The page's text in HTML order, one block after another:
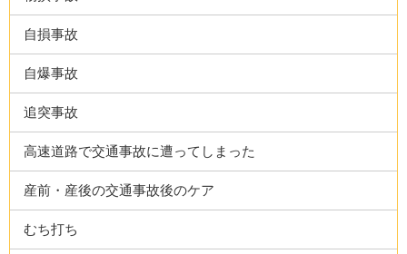
自損事故
自爆事故
追突事故
高速道路で交通事故に遭ってしまった
産前・産後の交通事故後のケア
むち打ち